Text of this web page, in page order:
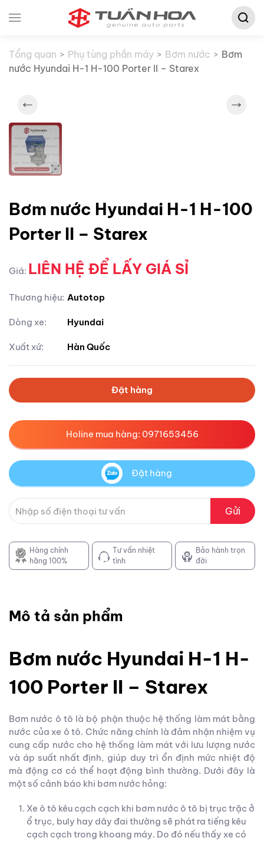
Tìm
Tổng quan
Phụ tùng phần máy Bơm nước
Bơm
nước Hyundai H-1 H-100 Porter II – Starex
Bơm nước Hyundai H-1 H-100
Porter II – Starex
Giá: LIÊN HỆ ĐỂ LẤY GIÁ SỈ
Thương hiệu: Autotop
Dòng xe: Hyundai
Xuất xứ: Hàn Quốc
Đặt hàng
Holine mua hàng: 0971653456
Đặt hàng
Gửi
Hàng chính
hãng 100%
Tư vấn nhiệt
tình
Bảo hành trọn
đời
Mô tả sản phẩm
Bơm nước Hyundai H-1 H-
100 Porter II – Starex
Bơm nước ô tô là bộ phận thuộc hệ thống làm mát bằng
nước của xe ô tô. Chức năng chính là đảm nhận nhiệm vụ
cung cấp nước cho hệ thống làm mát với lưu lượng nước
và áp suất nhất định, giúp duy trì ổn định mức nhiệt độ
mà động cơ có thể hoạt động bình thường. Dưới đây là
một số cảnh báo khi bơm nước hỏng:
Xe ô tô kêu cạch cạch khi bơm nước ô tô bị trục trặc ở
ổ trục, buly hay dây đai thường sẽ phát ra tiếng kêu
cạch cạch trong khoang máy. Do đó nếu thấy xe có